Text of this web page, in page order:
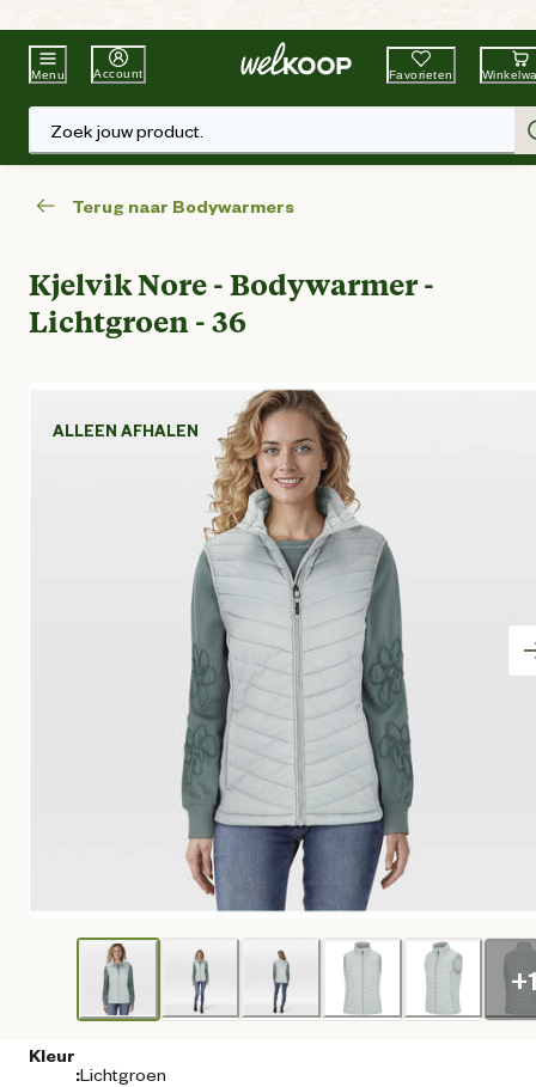
Beste WinkelketenTuin & Dier
Menu Account Favorieten
Zoek jouw product.
Terug naar Bodywarmers
Kjelvik Nore - Bodywarmer -
Lichtgroen - 36
ALLEEN AFHALEN
+
Kleur
:Lichtgroen